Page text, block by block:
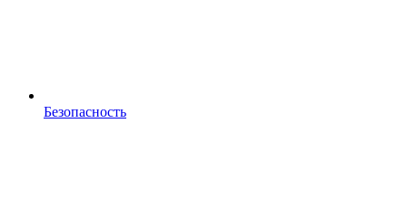
Безопасность